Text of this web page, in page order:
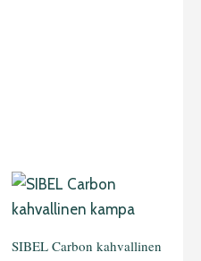
SIBEL Carbon kahvallinen